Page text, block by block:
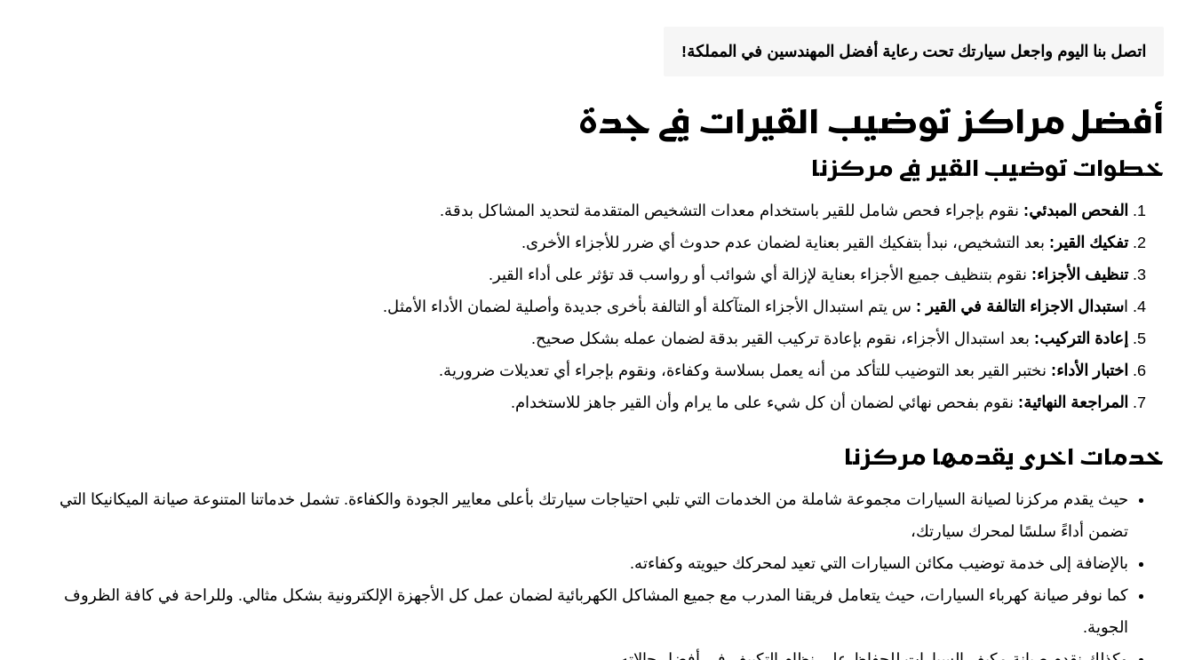
اتصل بنا اليوم واجعل سيارتك تحت رعاية أفضل المهندسين في المملكة!
أفضل مراكز توضيب القيرات في جدة
خطوات توضيب القير في مركزنا
الفحص المبدئي: نقوم بإجراء فحص شامل للقير باستخدام معدات التشخيص المتقدمة لتحديد المشاكل بدقة.
تفكيك القير: بعد التشخيص، نبدأ بتفكيك القير بعناية لضمان عدم حدوث أي ضرر للأجزاء الأخرى.
تنظيف الأجزاء: نقوم بتنظيف جميع الأجزاء بعناية لإزالة أي شوائب أو رواسب قد تؤثر على أداء القير.
ستبدال الاجزاء التالفة في القير : س يتم استبدال الأجزاء المتآكلة أو التالفة بأخرى جديدة وأصلية لضمان الأداء الأمثل.
إعادة التركيب: بعد استبدال الأجزاء، نقوم بإعادة تركيب القير بدقة لضمان عمله بشكل صحيح.
اختبار الأداء: نختبر القير بعد التوضيب للتأكد من أنه يعمل بسلاسة وكفاءة، ونقوم بإجراء أي تعديلات ضرورية.
المراجعة النهائية: نقوم بفحص نهائي لضمان أن كل شيء على ما يرام وأن القير جاهز للاستخدام.
خدمات اخرى يقدمها مركزنا
حيث يقدم مركزنا لصيانة السيارات مجموعة شاملة من الخدمات التي تلبي احتياجات سيارتك بأعلى معايير الجودة والكفاءة. تشمل خدماتنا المتنوعة صيانة الميكانيكا التي
تضمن أداءً سلسًا لمحرك سيارتك،
بالإضافة إلى خدمة توضيب مكائن السيارات التي تعيد لمحركك حيويته وكفاءته.
كما نوفر صيانة كهرباء السيارات، حيث يتعامل فريقنا المدرب مع جميع المشاكل الكهربائية لضمان عمل كل الأجهزة الإلكترونية بشكل مثالي. وللراحة في كافة الظروف
الجوية.